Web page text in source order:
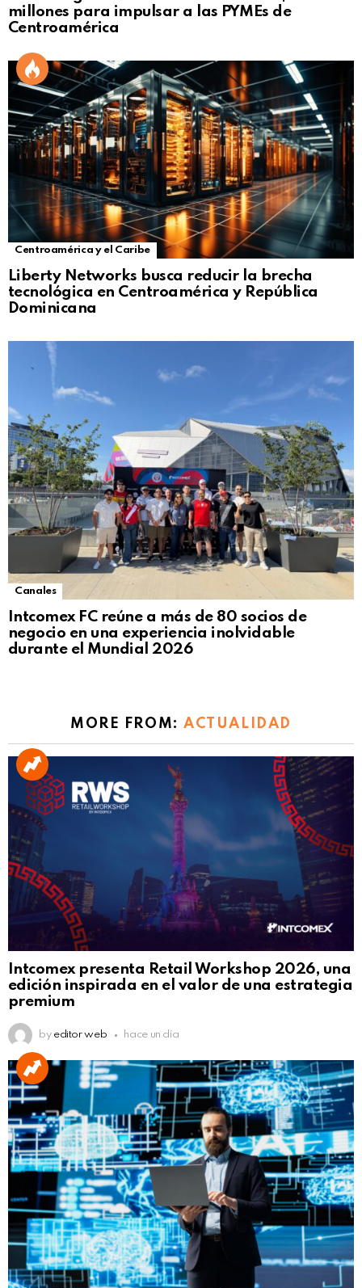
millones para impulsar a las PYMEs de
Centroamérica
Centroamérica y el Caribe
Liberty Networks busca reducir la brecha
tecnológica en Centroamérica y República
Dominicana
Canales
Intcomex FC reúne a más de 80 socios de
negocio en una experiencia inolvidable
durante el Mundial 2026
MORE FROM:ACTUALIDAD
Intcomex presenta Retail Workshop 2026, una
edición inspirada en el valor de una estrategia
premium
by editor web hace un día